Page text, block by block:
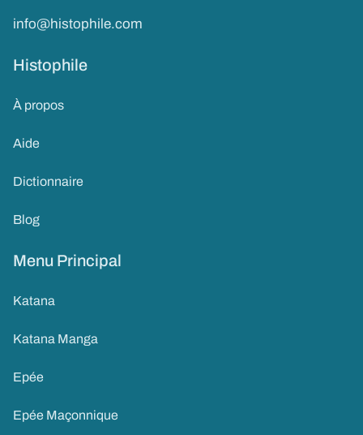
info@histophile.com
Histophile
À propos
Aide
Dictionnaire
Blog
Menu Principal
Katana
Katana Manga
Epée
Epée Maçonnique